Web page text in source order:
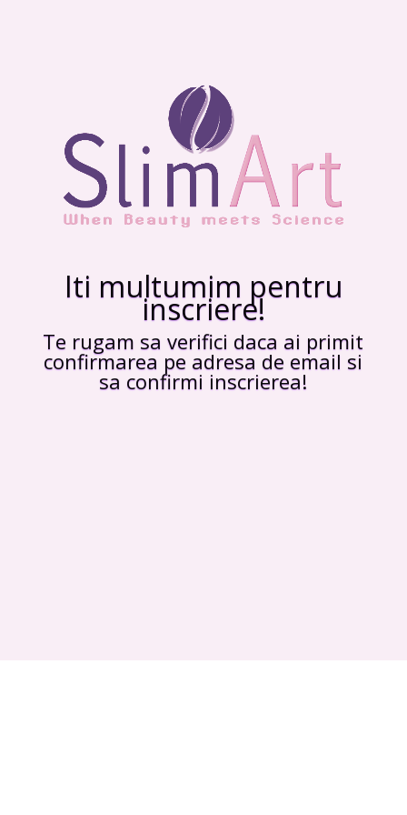
Iti multumim pentru
inscriere!
Te rugam sa verifici daca ai primit
confirmarea pe adresa de email si
sa confirmi inscrierea!